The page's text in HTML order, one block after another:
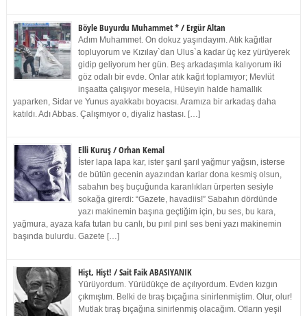
Böyle Buyurdu Muhammet * / Ergür Altan
Adım Muhammet. On dokuz yaşındayım. Atık kağıtlar
topluyorum ve Kızılay`dan Ulus`a kadar üç kez yürüyerek
gidip geliyorum her gün. Beş arkadaşımla kalıyorum iki
göz odalı bir evde. Onlar atık kağıt toplamıyor; Mevlüt
inşaatta çalışıyor mesela, Hüseyin halde hamallık
yaparken, Sidar ve Yunus ayakkabı boyacısı. Aramıza bir arkadaş daha
katıldı. Adı Abbas. Çalışmıyor o, diyaliz hastası. […]
Elli Kuruş / Orhan Kemal
İster lapa lapa kar, ister şarıl şarıl yağmur yağsın, isterse
de bütün gecenin ayazından karlar dona kesmiş olsun,
sabahın beş buçuğunda karanlıkları ürperten sesiyle
sokağa girerdi: “Gazete, havadiis!” Sabahın dördünde
yazı makinemin başına geçtiğim için, bu ses, bu kara,
yağmura, ayaza kafa tutan bu canlı, bu pırıl pırıl ses beni yazı makinemin
başında bulurdu. Gazete […]
Hişt, Hişt! / Sait Faik ABASIYANIK
Yürüyordum. Yürüdükçe de açılıyordum. Evden kızgın
çıkmıştım. Belki de tıraş bıçağına sinirlenmiştim. Olur, olur!
Mutlak tıraş bıçağına sinirlenmiş olacağım. Otların yeşil